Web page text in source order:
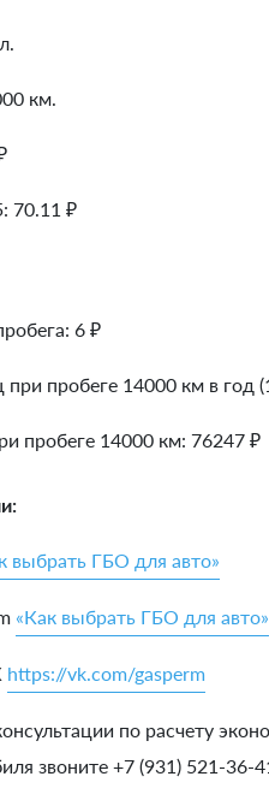
км.
70.11 ₽
6 ₽
пробеге 14000 км в год
пробеге 14000 км: 76247 ₽
выбрать ГБО для авто»
«Как выбрать ГБО для авто»
https://vk.com/gasperm
по расчету
звоните +7 (931) 521-36-